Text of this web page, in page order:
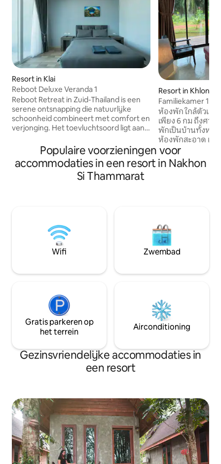
Resort in Klai
Reboot Deluxe Veranda 1
Reboot Retreat in Zuid-Thailand is een
serene ontsnapping die natuurlijke
schoonheid combineert met comfort en
verjonging. Het toevluchtsoord ligt aan
rustige sfeer met luxe accommodaties
die passen bij de tropische omgeving.
Gasten genieten van verse, gezonde
gerechten in de Good Food Good Mood
Resort in Khlong
Familiekamer 1
ห้องพัก ใกล้ตัวเมื
เพียง 6 กม ถึงศาลหลักเมื
พักเป็นบ้านทั้งหลัง 1 ห้องนอน 1 ห้องน้ำ
ห้องพักสะอาด เห
แท้จริง - ใกล้ตลาดประชา
อาทิตย์) ,ตลาดศา
เซ็นทรัลพลาซ่า ,สถานีข
เตา ปื้งย่าง สามาร
Populaire voorzieningen voor
accommodaties in een resort in Nakhon
Si Thammarat
Wifi Zwembad
Gratis parkeren op
het terrein
Airconditioning
Gezinsvriendelijke accommodaties in
een resort